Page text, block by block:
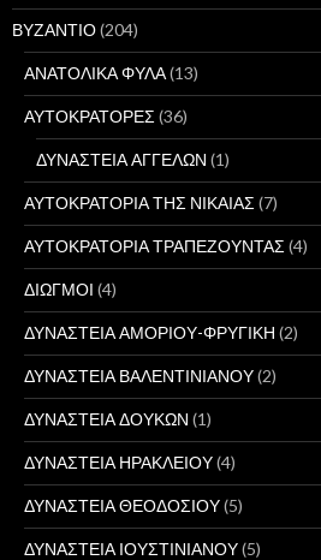
ΒΥΖΑΝΤΙΟ(204)
ΑΝΑΤΟΛΙΚΑ ΦΥΛΑ(13)
ΑΥΤΟΚΡΑΤΟΡΕΣ (36)
ΔΥΝΑΣΤΕΙΑ ΑΓΓΕΛΩΝ (1)
ΑΥΤΟΚΡΑΤΟΡΙΑ ΤΗΣ ΝΙΚΑΙΑΣ (7)
ΑΥΤΟΚΡΑΤΟΡΙΑ ΤΡΑΠΕΖΟΥΝΤΑΣ (4)
ΔΙΩΓΜΟΙ (4)
ΔΥΝΑΣΤΕΙΑ ΑΜΟΡΙΟΥ-ΦΡΥΓΙΚΗ (2)
ΔΥΝΑΣΤΕΙΑ ΒΑΛΕΝΤΙΝΙΑΝΟΥ(2)
ΔΥΝΑΣΤΕΙΑ ΔΟΥΚΩΝ (1)
ΔΥΝΑΣΤΕΙΑ ΗΡΑΚΛΕΙΟΥ(4)
ΔΥΝΑΣΤΕΙΑ ΘΕΟΔΟΣΙΟΥ(5)
ΔΥΝΑΣΤΕΙΑ ΙΟΥΣΤΙΝΙΑΝΟΥ(5)